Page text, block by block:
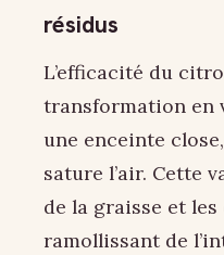
résidus
L’efficacité du
transformation en
une enceinte
sature l’air. Cette
de la graisse et
ramollissant de